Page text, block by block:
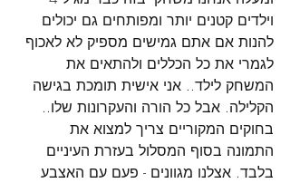
וילדים קטנים יותר ומפותחים גם יכולים
להנות אם אתם גמישים מספיק לא לאכוף
לגמרי את כל הכללים ולהתאים את
המשחק לילד.. אני אישית תומכת בגישה
הקלילה. אבל כל הורה והעקרונות שלו..
בחוקים המקוריים צריך למצוא את
התמונה בסוף המסלול בעזרת העיניים
בלבד. אצלנו מגוונים - פעם עם האצבע